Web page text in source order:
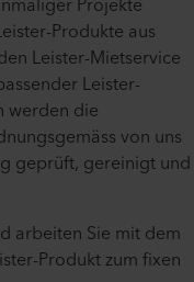
Produkte aus
Leister-Mietservice
Leister-
werden die
von uns
geprüft, gereinigt und
arbeiten Sie mit dem
Produkt zum fixen